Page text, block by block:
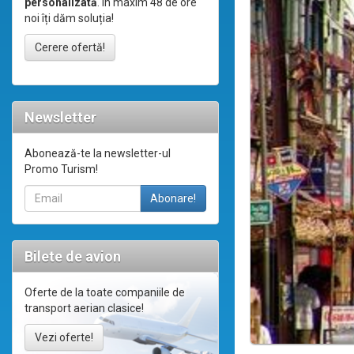
personalizată. În maxim 48 de ore
noi îți dăm soluția!
Cerere ofertă!
Newsletter
Abonează-te la newsletter-ul
Promo Turism!
Bilete de avion
Oferte de la toate companiile de
transport aerian clasice!
Vezi oferte!